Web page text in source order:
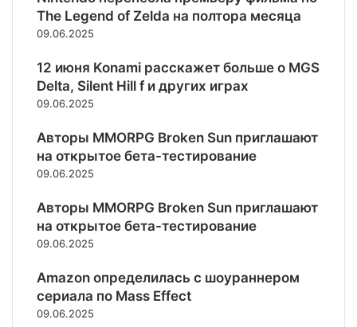
г
о
а
р
о
а
т
е
ь
н
ы
в
и
а
ь
у
е
о
е
с
о
л
к
о
в
е
и
е
с
V
I
I
р
е
л
з
н
а
е
ч
е
The Legend of Zelda на полтора месяца
09.06.2025
12 июня Konami расскажет больше о MGS
Delta, Silent Hill f и других играх
09.06.2025
Авторы MMORPG Broken Sun приглашают
на открытое бета-тестирование
09.06.2025
Авторы MMORPG Broken Sun приглашают
на открытое бета-тестирование
09.06.2025
Amazon определилась с шоураннером
сериала по Mass Effect
09.06.2025